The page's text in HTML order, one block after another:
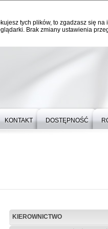
tych plików, to zgadzasz się na
Brak zmiany ustawienia
KONTAKT DOSTĘPNOŚĆ
KIEROWNICTWO